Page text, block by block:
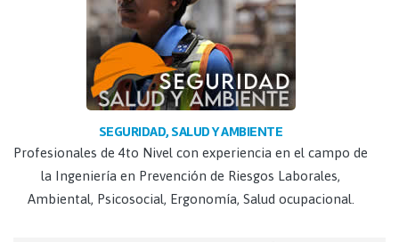
SEGURIDAD, SALUD Y AMBIENTE
Profesionales de 4to Nivel con experiencia en el campo de
la Ingeniería en Prevención de Riesgos Laborales,
Ambiental, Psicosocial, Ergonomía, Salud ocupacional.